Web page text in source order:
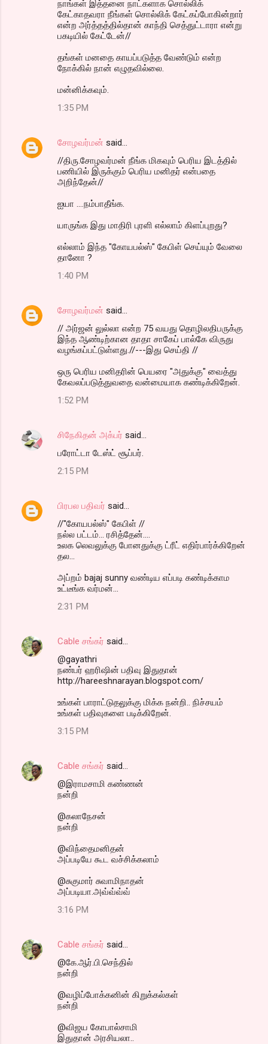
நாங்கள் இத்தனை நாட்களாக சொல்லிக்
கேட்காதவரா நீங்கள் சொல்லிக் கேட்கப்போகின்றார்
என்ற அர்த்தத்தில்தான் காந்தி செத்துட்டாரா என்று
பகடியில் கேட்டேன்//
தங்கள் மனதை காயப்படுத்த வேண்டும் என்ற
நோக்கில் நான் எழுதவில்லை.
மன்னிக்கவும்.
1:35 PM
சோழவர்மன் said…
//திரு.சோழவர்மன் நீங்க மிகவும் பெரிய இடத்தில்
பணியில் இருக்கும் பெரிய மனிதர் என்பதை
அறிந்தேன்//
ஐயா ....நம்பாதீங்க.
யாருங்க இது மாதிரி புரளி எல்லாம் கிளப்புறது?
எல்லாம் இந்த "கோயபல்ஸ்" கேபிள் செய்யும் வேலை
தானோ ?
1:40 PM
சோழவர்மன் said…
// அர்ஜன் லுல்லா என்ற 75 வயது தொழிலதிபருக்கு
இந்த ஆண்டிற்கான தாதா சாகேப் பால்கே விருது
வழங்கப்பட்டுள்ளது.//---இது செய்தி //
ஒரு பெரிய மனிதரின் பெயரை "அதுக்கு" வைத்து
கேவலப்படுத்துவதை வன்மையாக கண்டிக்கிறேன்.
1:52 PM
சிநேகிதன் அக்பர் said…
பரோட்டா டேஸ்ட் சூப்பர்.
2:15 PM
பிரபல பதிவர் said…
//"கோயபல்ஸ்" கேபிள் //
நல்ல பட்டம்... ரசித்தேன்....
உலக லெவலுக்கு போனதுக்கு ட்ரீட் எதிர்பார்க்கிறேன்
தல‌...
அப்றம் bajaj sunny வண்டிய எப்படி கண்டிக்காம
உட்டீங்க வர்மன்...
2:31 PM
Cable சங்கர் said…
@gayathri
நண்பர் ஹரிஷின் பதிவு இதுதான்
http://hareeshnarayan.blogspot.com/
உங்கள் பாராட்டுதலுக்கு மிக்க நன்றி.. நிச்சயம்
உங்கள் பதிவுகளை படிக்கிறேன்.
3:15 PM
Cable சங்கர் said…
@இராமசாமி கண்ணன்
நன்றி
@கலாநேசன்
நன்றி
@விந்தைமனிதன்
அப்படியே கூட வச்சிக்கலாம்
@சுகுமார் சுவாமிநாதன்
அப்படியா.அவ்வ்வ்வ்
3:16 PM
Cable சங்கர் said…
@கே.ஆர்.பி.செந்தில்
நன்றி
@வழிப்போக்கனின் கிறுக்கல்கள்
நன்றி
@விஜய கோபால்சாமி
இதுதான் அரசியலா..